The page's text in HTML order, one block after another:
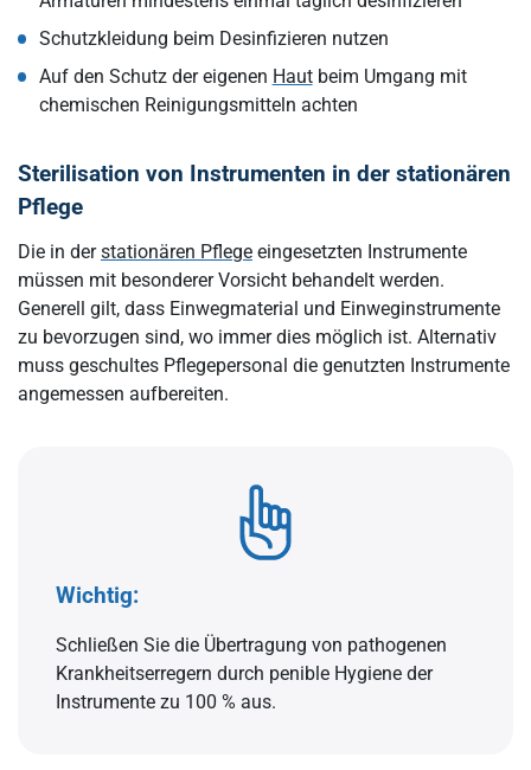
Schutzkleidung beim Desinfizieren nutzen
Auf den Schutz der eigenen Hautbeim Umgang mit
chemischen Reinigungsmitteln achten
Sterilisation von Instrumenten in der stationären
Pflege
Die in derstationären Pflege eingesetzten Instrumente
müssen mit besonderer Vorsicht behandelt werden.
Generell gilt, dass Einwegmaterial und Einweginstrumente
zu bevorzugen sind, wo immer dies möglich ist. Alternativ
muss geschultes Pflegepersonal die genutzten Instrumente
angemessen aufbereiten.
Wichtig:
Schließen Sie die Übertragung von pathogenen
Krankheitserregern durch penible Hygiene der
Instrumente zu 100 % aus.